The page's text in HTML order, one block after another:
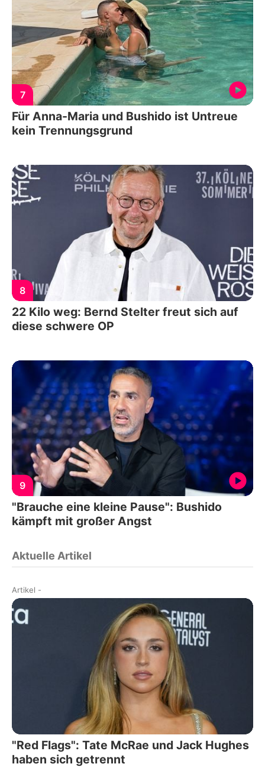
7
Für Anna-Maria und Bushido ist Untreue
kein Trennungsgrund
8
22 Kilo weg: Bernd Stelter freut sich auf
diese schwere OP
9
"Brauche eine kleine Pause": Bushido
kämpft mit großer Angst
Aktuelle Artikel
Artikel -
"Red Flags": Tate McRae und Jack Hughes
haben sich getrennt